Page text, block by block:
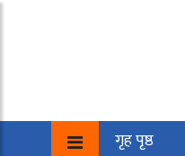
गृह पृष्ठ